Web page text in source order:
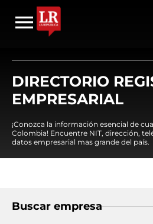
DIRECTORIO
EMPRESARIAL
¡Conozca la información esencial de
Colombia! Encuentre NIT, dirección,
datos empresarial mas grande del país.
Buscar empresa